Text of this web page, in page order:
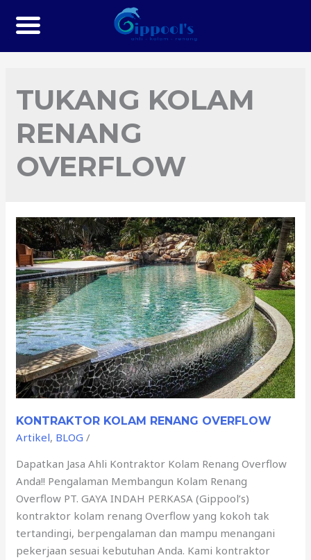
TUKANG KOLAM
RENANG
OVERFLOW
KONTRAKTOR KOLAM RENANG OVERFLOW
Artikel, BLOG /
Dapatkan Jasa Ahli Kontraktor Kolam Renang Overflow
Anda!! Pengalaman Membangun Kolam Renang
Overflow PT. GAYA INDAH PERKASA (Gippool’s)
kontraktor kolam renang Overflow yang kokoh tak
tertandingi, berpengalaman dan mampu menangani
pekerjaan sesuai kebutuhan Anda. Kami kontraktor